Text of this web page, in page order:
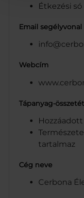
Étkezési só
Email segélyvonal
Webcím
Tápanyag-
tartalmaz
Cég neve
Cerbona